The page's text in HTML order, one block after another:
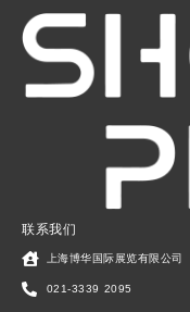
联系我们
上海博华国际展览有限公司
021-3339 2095